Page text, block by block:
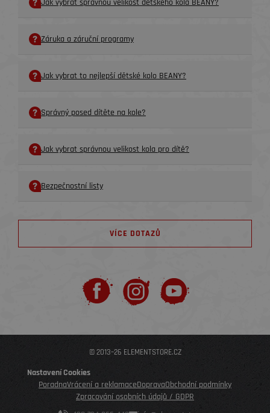
Jak vybrat správnou velikost dětského kola BEANY?
Záruka a záruční programy
Jak vybrat to nejlepší dětské kolo BEANY?
Správný posed dítěte na kole?
Jak vybrat správnou velikost kola pro dítě?
Bezpečnostní listy
VÍCE DOTAZŮ
© 2013–26 ELEMENTSTORE.CZ
Nastavení Cookies
PoradnaVrácení a reklamaceDopravaObchodní podmínky
Zpracování osobních údajů / GDPR